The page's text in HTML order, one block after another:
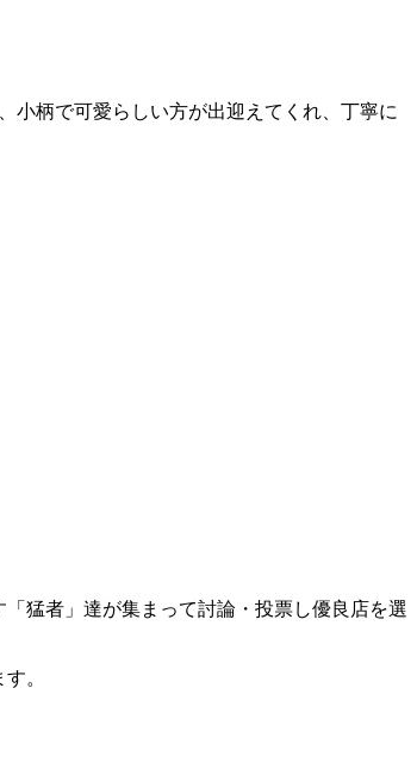
小柄で可愛らしい方が出迎えてくれ、丁寧に
猛者」達が集まって討論・投票し優良店を選
。